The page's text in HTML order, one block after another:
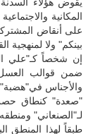
المكانية
على أنقاض
بينكم" ولا لمنهجية
‏إن شخصاً كـ"علي
ضمن قوالب العسل،
والأجناس في"هضبة"
"صعدة" كنطاق
لـ"الصنعاني" ومنطقه.
‏طبقاً لهذا المنطق